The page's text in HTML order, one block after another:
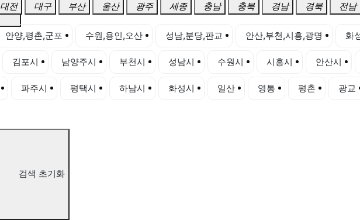
대전 대구 부산 울산 광주 세종 충남 충북 경남 경북 전남
안양,평촌,군포 수원,용인,오산 성남,분당,판교 안산,부천,시흥,광명 화
김포시 남양주시 부천시 성남시 수원시 시흥시 안산시
파주시 평택시 하남시 화성시 일산 영통 평촌
광교
검색 초기화